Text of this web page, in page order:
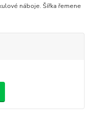
náboje. Šířka řemene